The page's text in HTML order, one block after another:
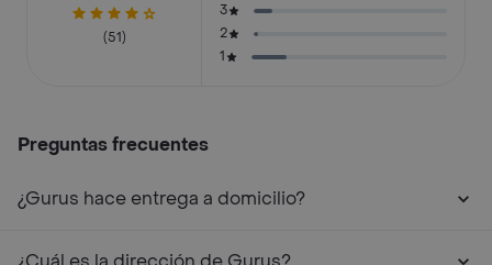
(51)
3
2
1
Preguntas frecuentes
¿Gurus hace entrega a domicilio?